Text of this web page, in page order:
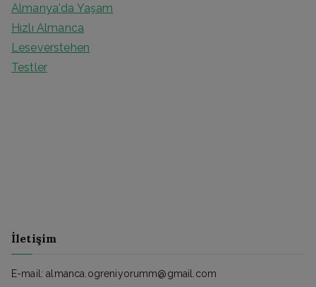
Almanya'da Yaşam
Hızlı Almanca
Leseverstehen
Testler
İletişim
E-mail: almanca.ogreniyorumm@gmail.com